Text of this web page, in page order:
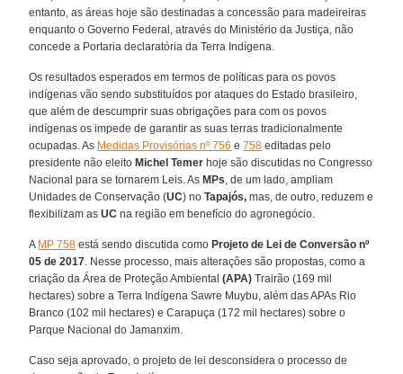
entanto, as áreas hoje são destinadas a concessão para madeireiras
enquanto o Governo Federal, através do Ministério da Justiça, não
concede a Portaria declaratória da Terra Indígena.
Os resultados esperados em termos de políticas para os povos
indígenas vão sendo substituídos por ataques do Estado brasileiro,
que além de descumprir suas obrigações para com os povos
indígenas os impede de garantir as suas terras tradicionalmente
ocupadas. As Medidas Provisórias nº 756 e758 editadas pelo
presidente não eleito Michel Temer hoje são discutidas no Congresso
Nacional para se tornarem Leis. As MPs, de um lado, ampliam
Unidades de Conservação (UC) noTapajós, mas, de outro, reduzem e
flexibilizam asUC na região em benefício do agronegócio.
A MP 758 está sendo discutida como Projeto de Lei de Conversão nº
05 de 2017. Nesse processo, mais alterações são propostas, como a
criação da Área de Proteção Ambiental(APA) Trairão (169 mil
hectares) sobre a Terra Indígena Sawre Muybu, além das APAs Rio
Branco (102 mil hectares) e Carapuça (172 mil hectares) sobre o
Parque Nacional do Jamanxim.
Caso seja aprovado, o projeto de lei desconsidera o processo de